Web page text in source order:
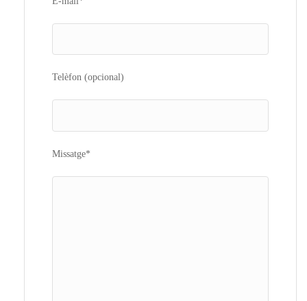
Telèfon (opcional)
Missatge*